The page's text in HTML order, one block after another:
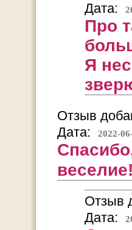
Дата:
Про
Я
Отзыв
Дата:
2022-
Отзыв
Дата: